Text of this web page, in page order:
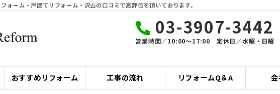
ォーム・戸建てリフォーム・沢山の口コミで高評価を頂いております。
03-3907-3442
営業時間／10:00〜17:00 定休日／水曜・日曜
おすすめリフォーム 工事の流れ リフォームQ＆A